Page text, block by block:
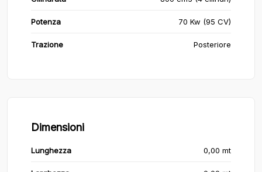
Potenza 70 Kw (95 CV)
Trazione Posteriore
Dimensioni
Lunghezza 0,00 mt